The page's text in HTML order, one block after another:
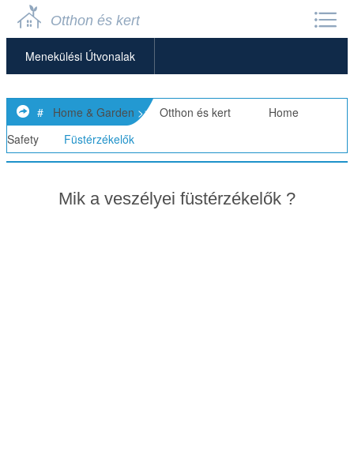
Otthon és kert
Menekülési Útvonalak
Otthoni Riasztórendszerek
Otthoni Széfek
Füstérzékelők
# Home & Garden >> Otthon és kert
Home
Safety
Füstérzékelők
Mik a veszélyei füstérzékelők ?